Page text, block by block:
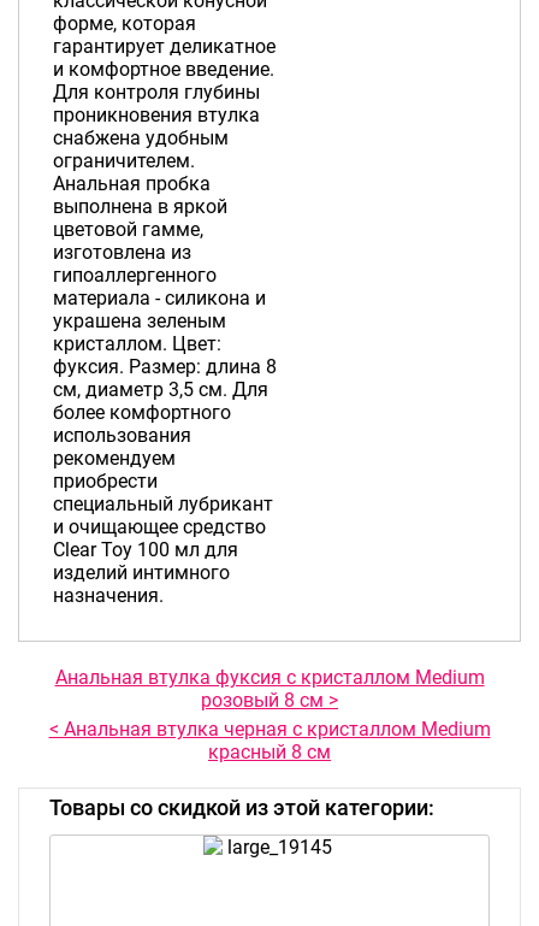
форме, которая
гарантирует деликатное
и комфортное введение.
Для контроля глубины
проникновения втулка
снабжена удобным
ограничителем.
Анальная пробка
выполнена в яркой
цветовой гамме,
изготовлена из
гипоаллергенного
материала - силикона и
украшена зеленым
кристаллом. Цвет:
фуксия. Размер: длина 8
см, диаметр 3,5 см. Для
более комфортного
использования
рекомендуем
приобрести
специальный лубрикант
и очищающее средство
Clear Toy 100 мл для
изделий интимного
назначения.
Анальная втулка фуксия с кристаллом Medium
розовый 8 см >
< Анальная втулка черная с кристаллом Medium
красный 8 см
Товары со скидкой из этой категории: